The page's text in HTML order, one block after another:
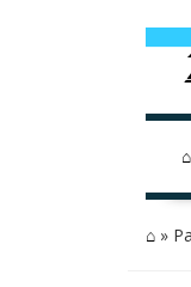
⌂
⌂ »